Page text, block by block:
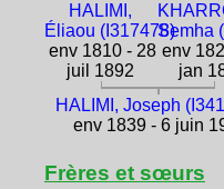
HALIMI,
Éliaou (I317478)
env 1810 - 28
juil 1892
Semha
env
jan
HALIMI, Joseph
env 1839 - 6 juin
Frères et sœurs